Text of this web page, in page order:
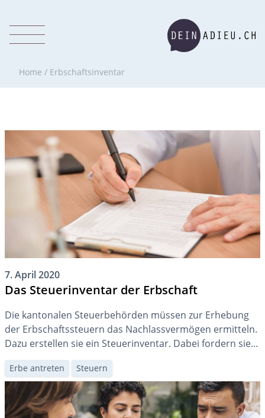
Home / Erbschaftsinventar
7. April 2020
Das Steuerinventar der Erbschaft
Die kantonalen Steuerbehörden müssen zur Erhebung
der Erbschaftssteuern das Nachlassvermögen ermitteln.
Dazu erstellen sie ein Steuerinventar. Dabei fordern sie
häufig die Erben zur Mitwirkung auf. Worauf müssen Sie
achten, um kostspielige Probleme zu vermeiden?
Erbe antreten Steuern